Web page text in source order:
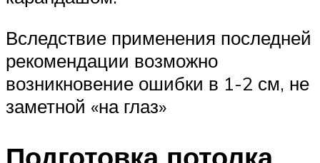
Вследствие применения последней
рекомендации возможно
возникновение ошибки в 1-2 см, не
заметной «на глаз»